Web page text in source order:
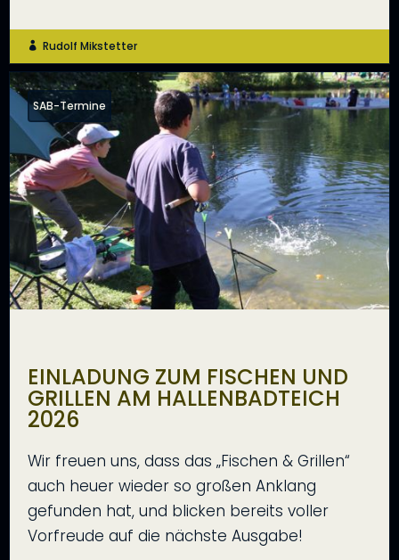
 Rudolf Mikstetter
SAB-Termine
EINLADUNG ZUM FISCHEN UND
GRILLEN AM HALLENBADTEICH
2026
Wir freuen uns, dass das „Fischen & Grillen“
auch heuer wieder so großen Anklang
gefunden hat, und blicken bereits voller
Vorfreude auf die nächste Ausgabe!